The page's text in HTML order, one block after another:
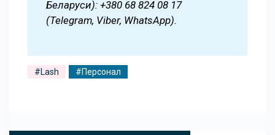
Беларуси): +380 68 824 08 17
(Telegram, Viber, WhatsApp).
#Lash #Персонал